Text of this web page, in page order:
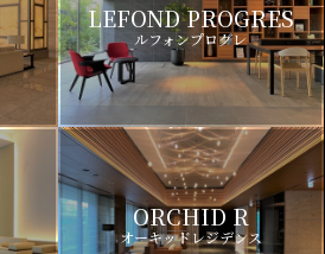
LEFOND PROGRES
ルフォンプログレ
ORCHID R
オーキッドレジデンス